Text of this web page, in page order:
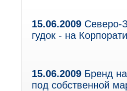
15.06.2009 Северо-
гудок - на
15.06.2009 Бренд
под собственной